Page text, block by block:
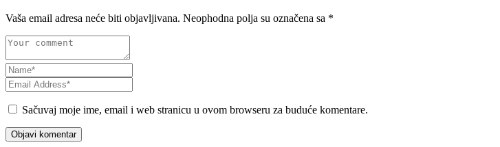
Vaša email adresa neće biti objavljivana. Neophodna polja su označena sa *
Sačuvaj moje ime, email i web stranicu u ovom browseru za buduće komentare.